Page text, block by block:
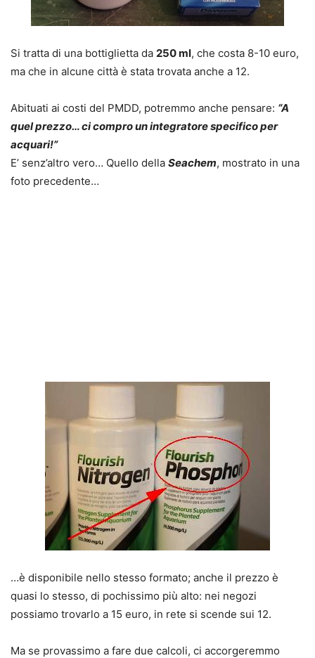
Si tratta di una bottiglietta da 250 ml, che costa 8-10 euro,
ma che in alcune città è stata trovata anche a 12.
Abituati ai costi del PMDD, potremmo anche pensare: “A
quel prezzo… ci compro un integratore specifico per
acquari!”
E’ senz’altro vero… Quello della Seachem, mostrato in una
foto precedente…
…è disponibile nello stesso formato; anche il prezzo è
quasi lo stesso, di pochissimo più alto: nei negozi
possiamo trovarlo a 15 euro, in rete si scende sui 12.
Ma se provassimo a fare due calcoli, ci accorgeremmo